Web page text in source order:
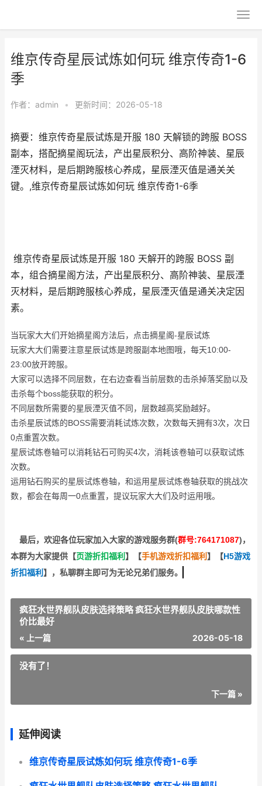
维京传奇星辰试炼如何玩 维京传奇1-6
季
作者： admin • 更新时间：2026-05-18
摘要：维京传奇星辰试炼是开服 180 天解锁的跨服 BOSS
副本，搭配摘星阁玩法，产出星辰积分、高阶神装、星辰
湮灭材料，是后期跨服核心养成，星辰湮灭值是通关关
键。,维京传奇星辰试炼如何玩 维京传奇1-6季
维京传奇星辰试炼是开服 180 天解开的跨服 BOSS 副
本，组合摘星阁方法，产出星辰积分、高阶神装、星辰湮
灭材料，是后期跨服核心养成，星辰湮灭值是通关决定因
素。
当玩家大大们开始摘星阁方法后，点击摘星阁-星辰试炼
玩家大大们需要注意星辰试炼是跨服副本地图哦，每天10:00-
23:00放开跨服。
大家可以选择不同层数，在右边查看当前层数的击杀掉落奖励以及
击杀每个boss能获取的积分。
不同层数所需要的星辰湮灭值不同，层数越高奖励越好。
击杀星辰试炼的BOSS需要消耗试炼次数，次数每天拥有3次，次日
0点重置次数。
星辰试炼卷轴可以消耗钻石可购买4次，消耗该卷轴可以获取试炼
次数。
运用钻石购买的星辰试炼卷轴，和运用星辰试炼卷轴获取的挑战次
数，都会在每周一0点重置，提议玩家大大们及时运用哦。
最后，欢迎各位玩家加入大家的游戏服务群(群号:764171087)，
本群为大家提供【页游折扣福利 】 【手机游戏折扣福利 】 【H5游戏
折扣福利 】 ，私聊群主即可为无论兄弟们服务。
疯狂水世界舰队皮肤选择策略 疯狂水世界舰队皮肤哪款性
价比最好
« 上一篇 2026-05-18
没有了！
下一篇 »
延伸阅读
维京传奇星辰试炼如何玩 维京传奇1-6季